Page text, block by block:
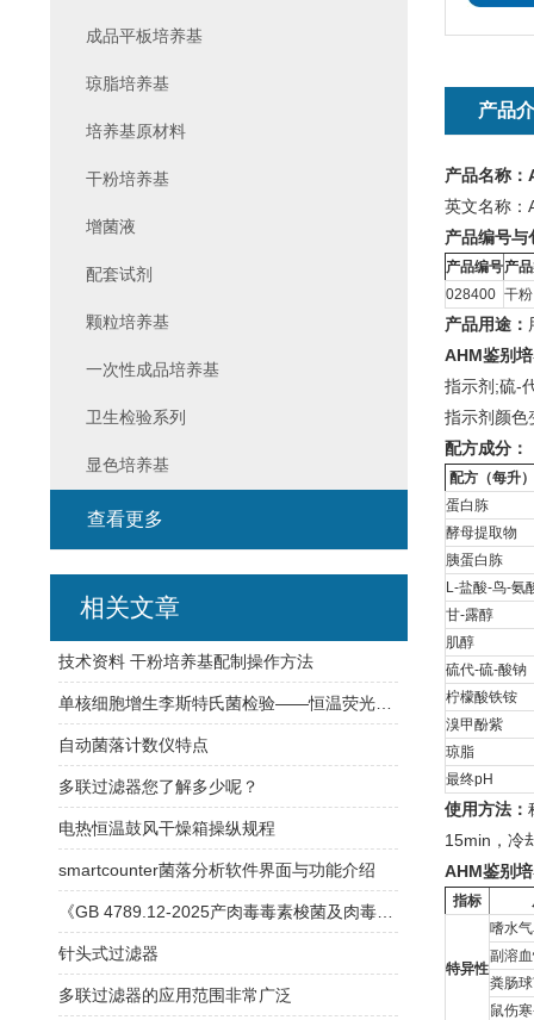
产品
产品名称：
英文名称：
产品编号与
产品编号产
028400 干粉
产品用途：
AHM鉴别
指示剂;硫-
指示剂颜色
配方成分：
配方（每升）
蛋白胨
酵母提取物
胰蛋白胨
L-盐酸-鸟-氨
甘-露醇
肌醇
硫代-硫-酸钠
柠檬酸铁铵
溴甲酚紫
琼脂
最终pH
使用方法：
15min，冷
AHM鉴别
指标
特异性
嗜水
副溶
粪肠
鼠伤
成品平板培养基
琼脂培养基
培养基原材料
干粉培养基
增菌液
配套试剂
颗粒培养基
一次性成品培养基
卫生检验系列
显色培养基
查看更多
相关文章
技术资料 干粉培养基配制操作方法
自动菌落计数仪特点
多联过滤器您了解多少呢？
电热恒温鼓风干燥箱操纵规程
smartcounter菌落分析软件界面与功能介绍
针头式过滤器
多联过滤器的应用范围非常广泛